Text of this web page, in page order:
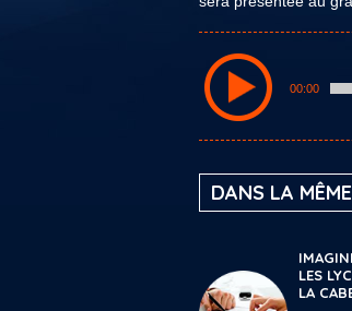
00:00
DANS LA
LES
LA